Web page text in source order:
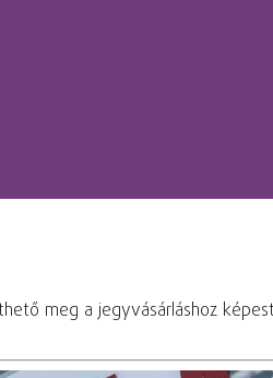
meg a jegyvásárláshoz